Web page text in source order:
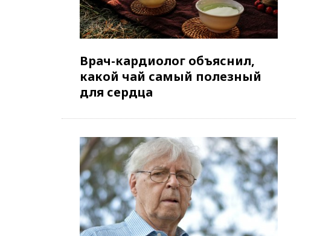
Врач-кардиолог объяснил,
какой чай самый полезный
для сердца